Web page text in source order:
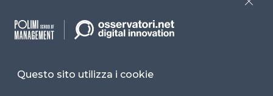
Questo sito utilizza i cookie